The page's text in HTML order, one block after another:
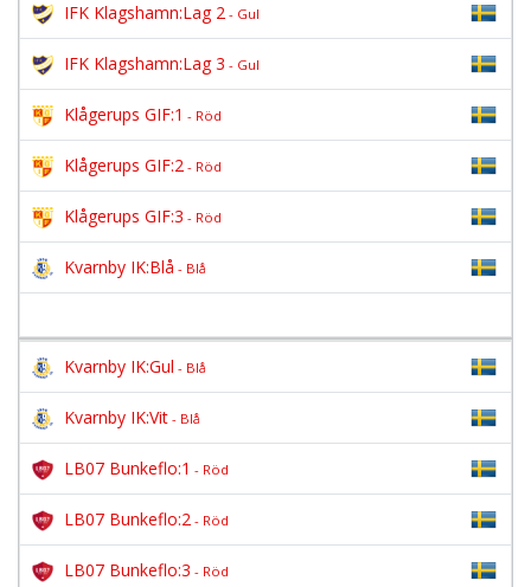
IFK Klagshamn:Lag 2 - Gul
IFK Klagshamn:Lag 3 - Gul
Klågerups GIF:1 - Röd
Klågerups GIF:2 - Röd
Klågerups GIF:3 - Röd
Kvarnby IK:Blå - Blå
Kvarnby IK:Gul - Blå
Kvarnby IK:Vit - Blå
LB07 Bunkeflo:1 - Röd
LB07 Bunkeflo:2 - Röd
LB07 Bunkeflo:3 - Röd